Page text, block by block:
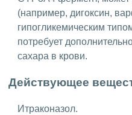
(например, дигоксин,
гипогликемическим
потребует
сахара в крови.
Действующее
Итраконазол.